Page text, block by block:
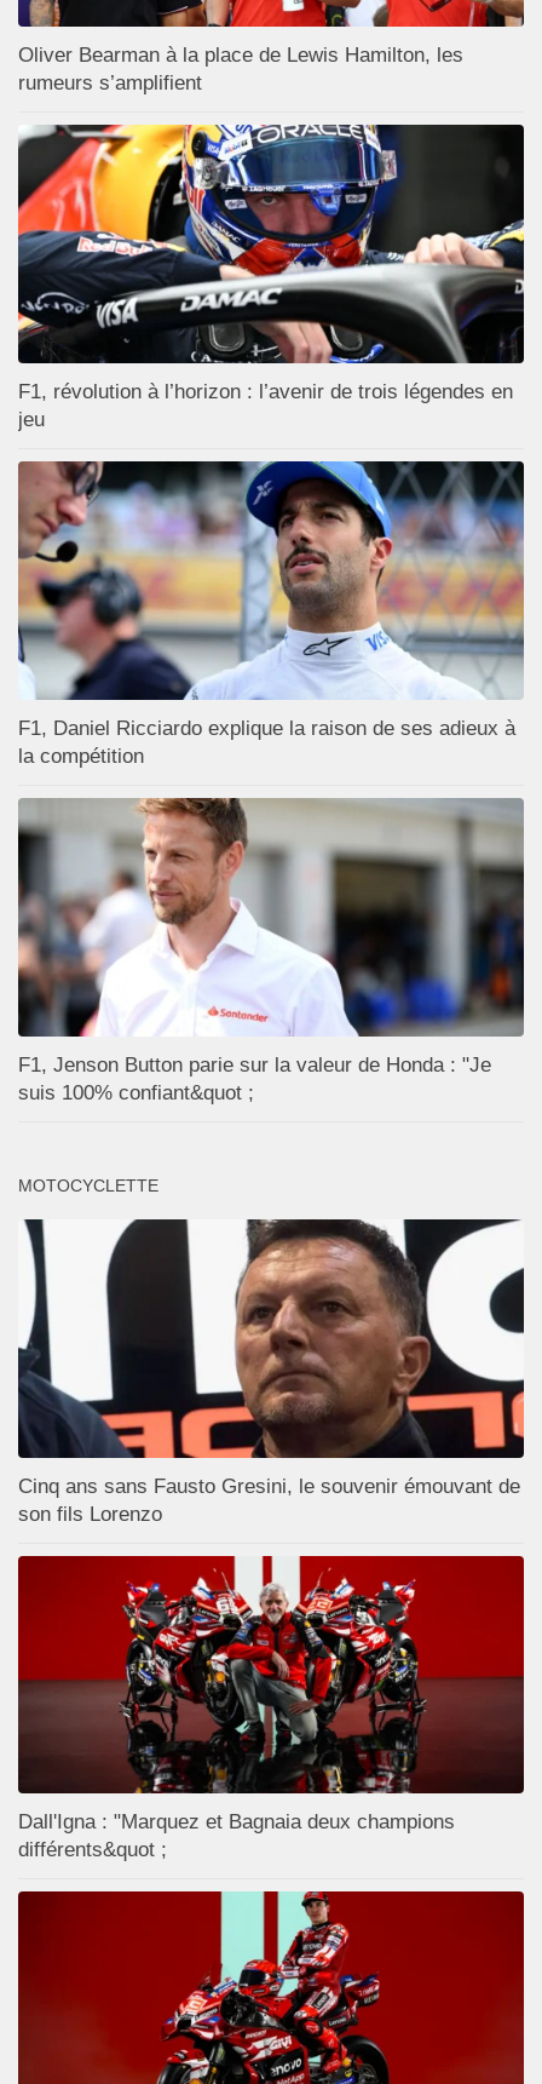
Oliver Bearman à la place de Lewis Hamilton, les
rumeurs s’amplifient
F1, révolution à l’horizon : l’avenir de trois légendes en
jeu
F1, Daniel Ricciardo explique la raison de ses adieux à
la compétition
F1, Jenson Button parie sur la valeur de Honda : "Je
suis 100% confiant&quot ;
MOTOCYCLETTE
Cinq ans sans Fausto Gresini, le souvenir émouvant de
son fils Lorenzo
Dall'Igna : "Marquez et Bagnaia deux champions
différents&quot ;